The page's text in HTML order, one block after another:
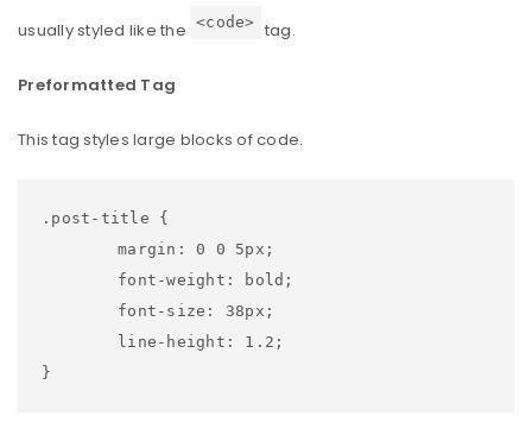
usually styled like the <code> tag.
Preformatted Tag
This tag styles large blocks of code.
.post-title {
}